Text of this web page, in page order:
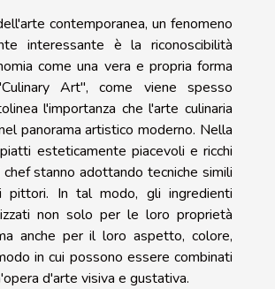
contemporanea, un fenomeno
interessante è la riconoscibilità
come una vera e propria forma
Art", come viene spesso
l'importanza che l'arte culinaria
panorama artistico moderno. Nella
esteticamente piacevoli e ricchi
stanno adottando tecniche simili
pittori. In tal modo, gli ingredienti
non solo per le loro proprietà
anche per il loro aspetto, colore,
in cui possono essere combinati
d'arte visiva e gustativa.